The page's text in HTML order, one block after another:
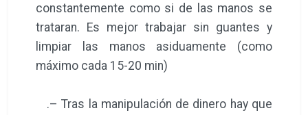
constantemente como si de las manos se
trataran. Es mejor trabajar sin guantes y
limpiar las manos asiduamente (como
máximo cada 15-20 min)
.– Tras la manipulación de dinero hay que